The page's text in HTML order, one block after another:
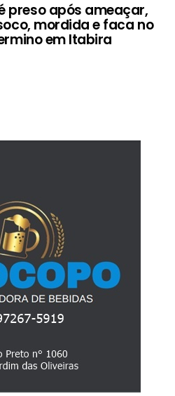
preso após ameaçar,
mordida e faca no
em Itabira